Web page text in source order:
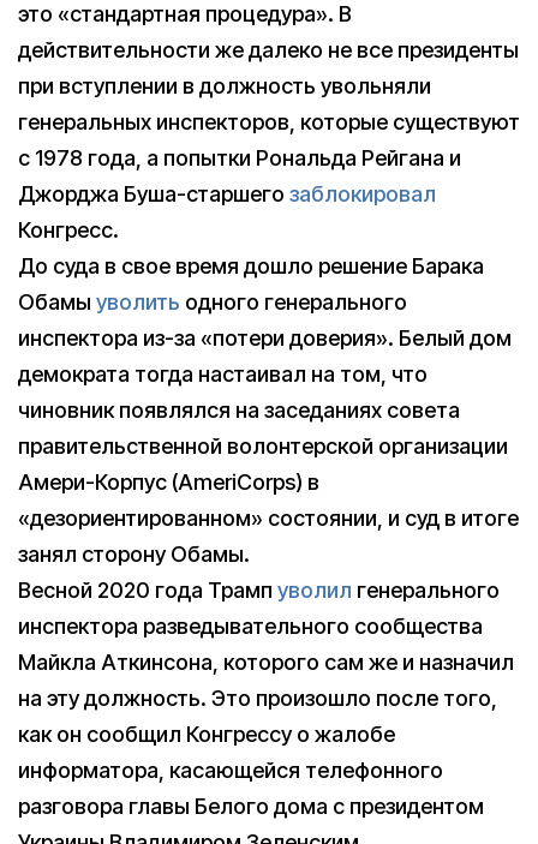
это «стандартная процедура». В
действительности же далеко не все президенты
при вступлении в должность увольняли
генеральных инспекторов, которые существуют
с 1978 года, а попытки Рональда Рейгана и
Джорджа Буша-старшего заблокировал
Конгресс.
До суда в свое время дошло решение Барака
Обамы уволить одного генерального
инспектора из-за «потери доверия». Белый дом
демократа тогда настаивал на том, что
чиновник появлялся на заседаниях совета
правительственной волонтерской организации
Амери-Корпус (AmeriCorps) в
«дезориентированном» состоянии, и суд в итоге
занял сторону Обамы.
Весной 2020 года Трамп уволил генерального
инспектора разведывательного сообщества
Майкла Аткинсона, которого сам же и назначил
на эту должность. Это произошло после того,
как он сообщил Конгрессу о жалобе
информатора, касающейся телефонного
разговора главы Белого дома с президентом